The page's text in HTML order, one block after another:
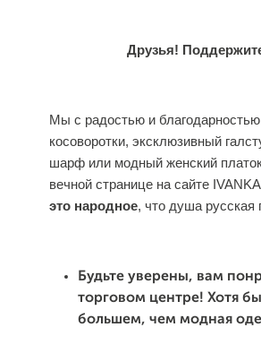
Друзья!
Мы с радостью и
косоворотки, эксклюзивный
шарф или модный женский
вечной странице на сайте
это народное, что душа русская
Будьте уверены, вам
торговом центре! Хотя
большем, чем модная